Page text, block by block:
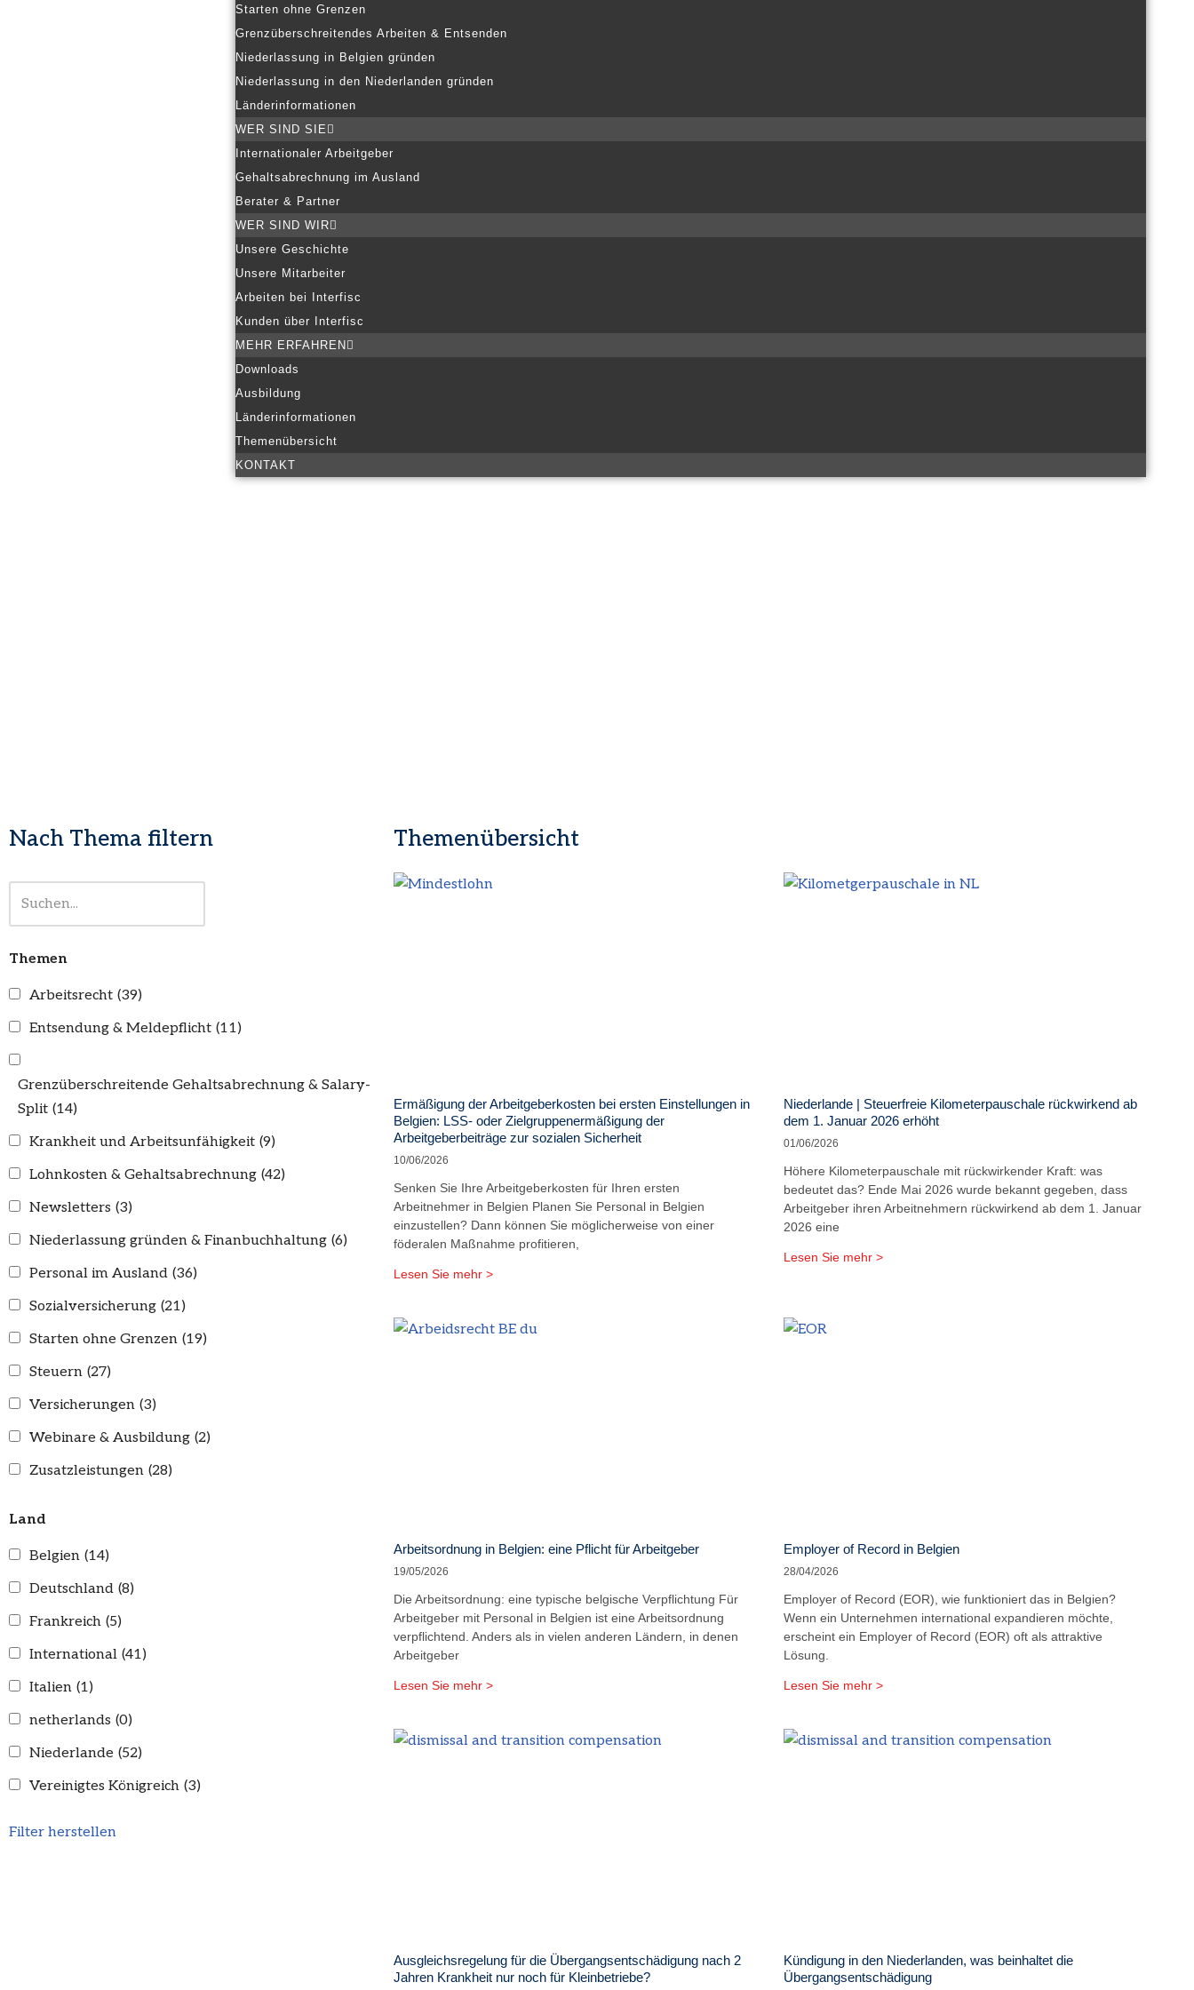
Starten ohne Grenzen
Grenzüberschreitendes Arbeiten & Entsenden
Niederlassung in Belgien gründen
Niederlassung in den Niederlanden gründen
Länderinformationen
WER SIND SIE
Internationaler Arbeitgeber
Gehaltsabrechnung im Ausland
Berater & Partner
WER SIND WIR
Unsere Geschichte
Unsere Mitarbeiter
Arbeiten bei Interfisc
Kunden über Interfisc
MEHR ERFAHREN
Downloads
Ausbildung
Länderinformationen
Themenübersicht
KONTAKT
Nach Thema filtern
Themen
Arbeitsrecht (39)
Entsendung & Meldepflicht (11)
Grenzüberschreitende Gehaltsabrechnung & Salary-
Split (14)
Krankheit und Arbeitsunfähigkeit (9)
Lohnkosten & Gehaltsabrechnung (42)
Newsletters (3)
Niederlassung gründen & Finanbuchhaltung (6)
Personal im Ausland (36)
Sozialversicherung (21)
Starten ohne Grenzen (19)
Steuern (27)
Versicherungen (3)
Webinare & Ausbildung (2)
Zusatzleistungen (28)
Land
Belgien (14)
Deutschland (8)
Frankreich (5)
International (41)
Italien (1)
netherlands (0)
Niederlande (52)
Vereinigtes Königreich (3)
Filter herstellen
Themenübersicht
Ermäßigung der Arbeitgeberkosten bei ersten Einstellungen in
Belgien: LSS- oder Zielgruppenermäßigung der
Arbeitgeberbeiträge zur sozialen Sicherheit
10/06/2026
Senken Sie Ihre Arbeitgeberkosten für Ihren ersten
Arbeitnehmer in Belgien Planen Sie Personal in Belgien
einzustellen? Dann können Sie möglicherweise von einer
föderalen Maßnahme profitieren,
Lesen Sie mehr >
Niederlande | Steuerfreie Kilometerpauschale rückwirkend ab
dem 1. Januar 2026 erhöht
01/06/2026
Höhere Kilometerpauschale mit rückwirkender Kraft: was
bedeutet das? Ende Mai 2026 wurde bekannt gegeben, dass
Arbeitgeber ihren Arbeitnehmern rückwirkend ab dem 1. Januar
2026 eine
Lesen Sie mehr >
Arbeitsordnung in Belgien: eine Pflicht für Arbeitgeber
19/05/2026
Die Arbeitsordnung: eine typische belgische Verpflichtung Für
Arbeitgeber mit Personal in Belgien ist eine Arbeitsordnung
verpflichtend. Anders als in vielen anderen Ländern, in denen
Arbeitgeber
Lesen Sie mehr >
Employer of Record in Belgien
28/04/2026
Employer of Record (EOR), wie funktioniert das in Belgien?
Wenn ein Unternehmen international expandieren möchte,
erscheint ein Employer of Record (EOR) oft als attraktive
Lösung.
Lesen Sie mehr >
Ausgleichsregelung für die Übergangsentschädigung nach 2
Jahren Krankheit nur noch für Kleinbetriebe?
Kündigung in den Niederlanden, was beinhaltet die
Übergangsentschädigung